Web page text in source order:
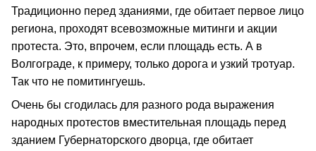
Традиционно перед зданиями, где обитает первое лицо
региона, проходят всевозможные митинги и акции
протеста. Это, впрочем, если площадь есть. А в
Волгограде, к примеру, только дорога и узкий тротуар.
Так что не помитингуешь.
Очень бы сгодилась для разного рода выражения
народных протестов вместительная площадь перед
зданием Губернаторского дворца, где обитает